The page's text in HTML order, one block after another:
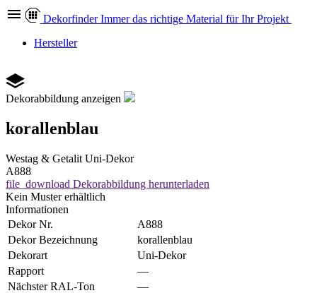
Dekorfinder Immer das richtige Material für Ihr Projekt
Hersteller
Dekorabbildung anzeigen
korallenblau
Westag & Getalit Uni-Dekor
A888
file_download Dekorabbildung herunterladen
Kein Muster erhältlich
Informationen
Dekor Nr.
A888
Dekor Bezeichnung
korallenblau
Dekorart
Uni-Dekor
Rapport
—
Nächster RAL-Ton
—